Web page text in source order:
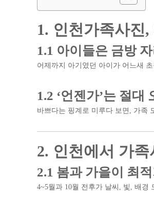
1. 인천가족사진
1.1 아이들은 금방
어제까지 아기였던 아이가 어느새
1.2 ‘언젠가’는 절대
바쁘다는 핑계로 미루다 보면, 가족
2. 인천에서 가
2.1 봄과 가을이 최적
4~5월과 10월 전후가 날씨, 빛, 배경